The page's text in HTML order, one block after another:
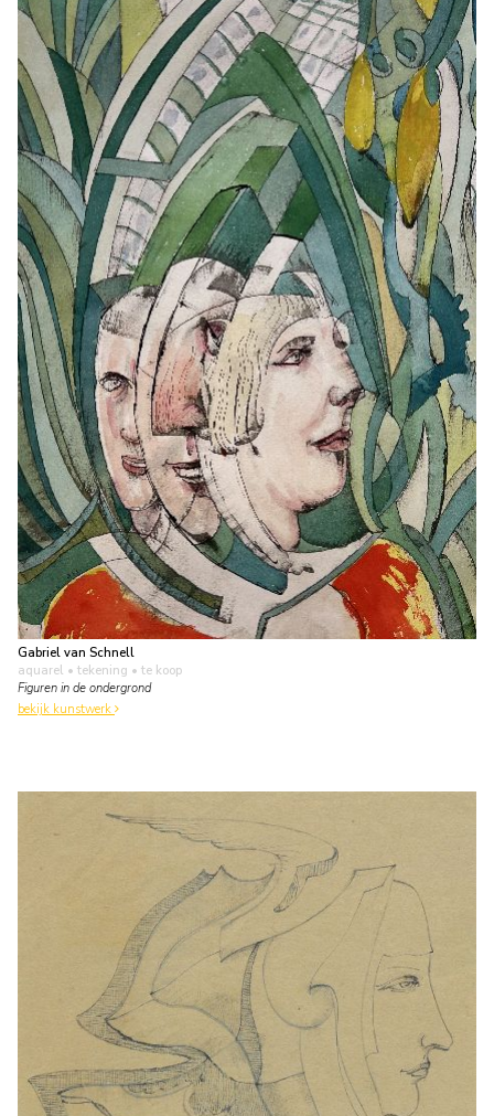
Gabriel van Schnell
aquarel • tekening • te koop
Figuren in de ondergrond
bekijk kunstwerk